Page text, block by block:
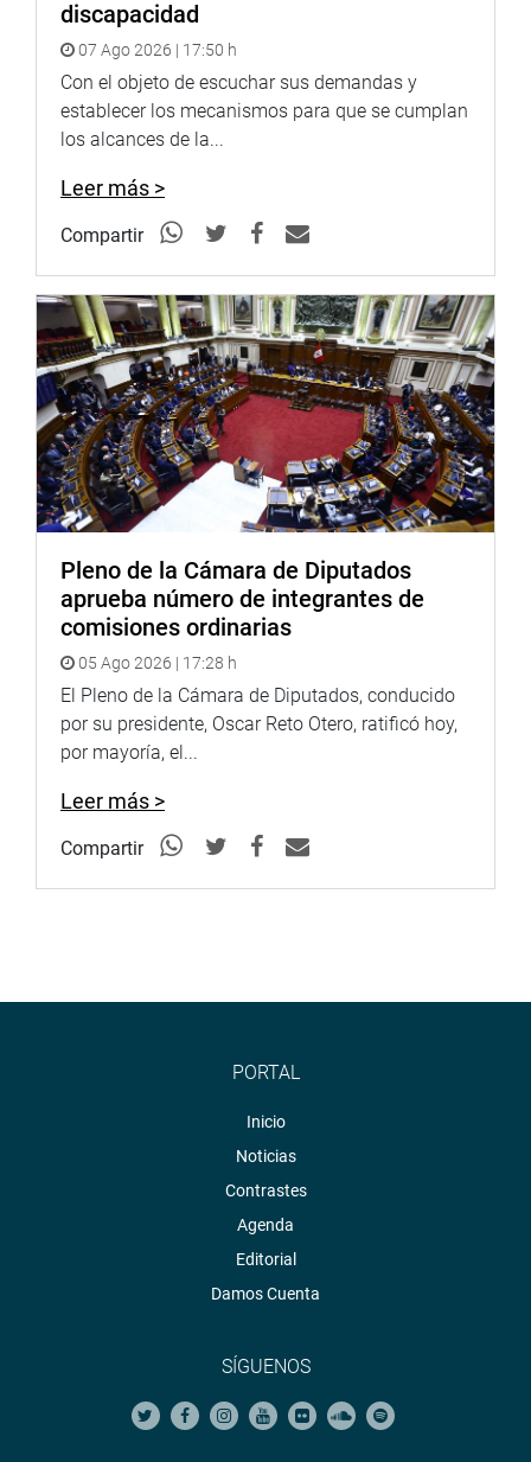
Youtube:http://www.youtube.com/congresoperu
http://www.youtube.com/congresoperu
Soundcloud:https://soundcloud.com/radiocongreso
https://soundcloud.com/radiocongreso>
Sistema de Archivo Fotográfico (SAF):
discapacidad
07 Ago 2026 | 17:50 h
Con el objeto de escuchar sus demandas y
establecer los mecanismos para que se cumplan
los alcances de la...
Leer más >
Compartir
Pleno de la Cámara de Diputados
aprueba número de integrantes de
comisiones ordinarias
05 Ago 2026 | 17:28 h
El Pleno de la Cámara de Diputados, conducido
por su presidente, Oscar Reto Otero, ratificó hoy,
por mayoría, el...
Leer más >
Compartir
PORTAL
Inicio
Noticias
Contrastes
Agenda
Editorial
Damos Cuenta
SÍGUENOS